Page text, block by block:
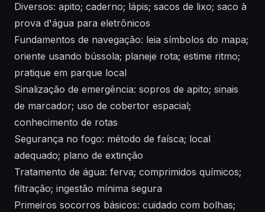
Diversos: apito; caderno; lápis; sacos de lixo; saco à
prova d'água para eletrônicos
Fundamentos de navegação: leia símbolos do mapa;
oriente usando bússola; planeje rota; estime ritmo;
pratique em parque local
Sinalização de emergência: sopros de apito; sinais
de marcador; uso de cobertor espacial;
conhecimento de rotas
Segurança no fogo: método de faísca; local
adequado; plano de extinção
Tratamento de água: ferva; comprimidos químicos;
filtração; ingestão mínima segura
Primeiros socorros básicos: cuidado com bolhas;